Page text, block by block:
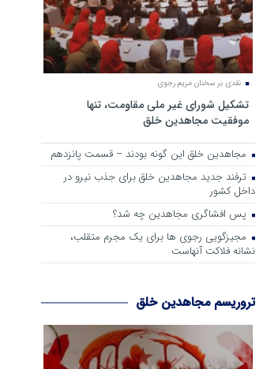
نقدی بر سخنان مریم رجوی
تشکیل شورای غیر ملی مقاومت، تنها
موفقیت مجاهدین خلق
مجاهدین خلق این گونه بودند – قسمت پانزدهم
ترفند جدید مجاهدین خلق برای جذب نیرو در
داخل کشور
پس افشاگری مجاهدین چه شد؟
مجیزگویی رجوی ها برای یک مجرم متقلب،
نشانه فلاکت آنهاست
تروریسم مجاهدین خلق